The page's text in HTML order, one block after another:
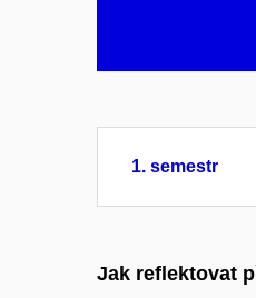
1. semestr
Jak reflektovat